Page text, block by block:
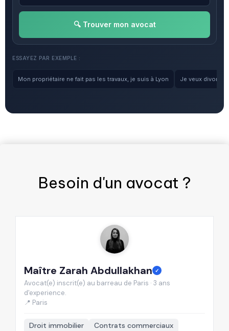
🔍 Trouver mon avocat
ESSAYEZ PAR EXEMPLE :
Mon propriétaire ne fait pas les travaux, je suis à Lyon Je veux
Besoin d'un avocat ?
Maître Zarah Abdullakhan ✓
Avocat(e) inscrit(e) au barreau de Paris · 3 ans
d'experience.
📍 Paris
Droit immobilier
Contrats commerciaux